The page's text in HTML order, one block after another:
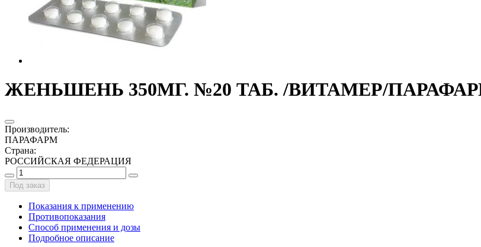
ЖЕНЬШЕНЬ 350МГ. №20 ТАБ. /ВИТАМЕР/
Производитель:
ПАРАФАРМ
Страна:
РОССИЙСКАЯ ФЕДЕРАЦИЯ
Под заказ
Показания к применению
Противопоказания
Способ применения и дозы
Подробное описание